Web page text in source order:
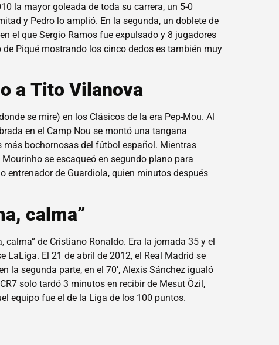
la mayor goleada de toda su carrera, un 5-0
y Pedro lo amplió. En la segunda, un doblete de
el que Sergio Ramos fue expulsado y 8 jugadores
Piqué mostrando los cinco dedos es también muy
a Tito Vilanova
se mire) en los Clásicos de la era Pep-Mou. Al
en el Camp Nou se montó una tangana
bochornosas del fútbol español. Mientras
se escaqueó en segundo plano para
entrenador de Guardiola, quien minutos después
calma”
de Cristiano Ronaldo. Era la jornada 35 y el
LaLiga. El 21 de abril de 2012, el Real Madrid se
la segunda parte, en el 70’, Alexis Sánchez igualó
solo tardó 3 minutos en recibir de Mesut Özil,
equipo fue el de la Liga de los 100 puntos.